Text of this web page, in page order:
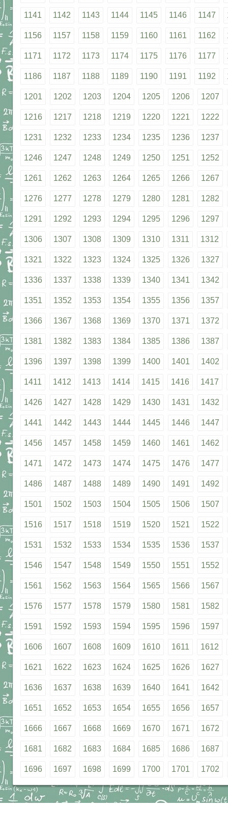
1141 1142 1143 1144 1145 1146 1147
1156 1157 1158 1159 1160 1161 1162
1171 1172 1173 1174 1175 1176 1177
1186 1187 1188 1189 1190 1191 1192
1201 1202 1203 1204 1205 1206 1207
1216 1217 1218 1219 1220 1221 1222
1231 1232 1233 1234 1235 1236 1237
1246 1247 1248 1249 1250 1251 1252
1261 1262 1263 1264 1265 1266 1267
1276 1277 1278 1279 1280 1281 1282
1291 1292 1293 1294 1295 1296 1297
1306 1307 1308 1309 1310 1311 1312
1321 1322 1323 1324 1325 1326 1327
1336 1337 1338 1339 1340 1341 1342
1351 1352 1353 1354 1355 1356 1357
1366 1367 1368 1369 1370 1371 1372
1381 1382 1383 1384 1385 1386 1387
1396 1397 1398 1399 1400 1401 1402
1411 1412 1413 1414 1415 1416 1417
1426 1427 1428 1429 1430 1431 1432
1441 1442 1443 1444 1445 1446 1447
1456 1457 1458 1459 1460 1461 1462
1471 1472 1473 1474 1475 1476 1477
1486 1487 1488 1489 1490 1491 1492
1501 1502 1503 1504 1505 1506 1507
1516 1517 1518 1519 1520 1521 1522
1531 1532 1533 1534 1535 1536 1537
1546 1547 1548 1549 1550 1551 1552
1561 1562 1563 1564 1565 1566 1567
1576 1577 1578 1579 1580 1581 1582
1591 1592 1593 1594 1595 1596 1597
1606 1607 1608 1609 1610 1611 1612
1621 1622 1623 1624 1625 1626 1627
1636 1637 1638 1639 1640 1641 1642
1651 1652 1653 1654 1655 1656 1657
1666 1667 1668 1669 1670 1671 1672
1681 1682 1683 1684 1685 1686 1687
1696 1697 1698 1699 1700 1701 1702